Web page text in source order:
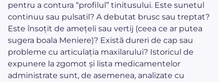
pentru a contura “profilul” tinitusului. Este sunetul
continuu sau pulsatil? A debutat brusc sau treptat?
Este însoțit de amețeli sau vertij (ceea ce ar putea
sugera boala Meniere)? Există dureri de cap sau
probleme cu articulația maxilarului? Istoricul de
expunere la zgomot și lista medicamentelor
administrate sunt, de asemenea, analizate cu